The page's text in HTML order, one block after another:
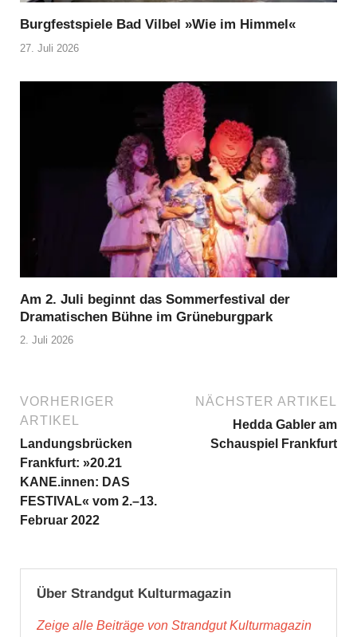
Burgfestspiele Bad Vilbel »Wie im Himmel«
27. Juli 2026
Am 2. Juli beginnt das Sommerfestival der
Dramatischen Bühne im Grüneburgpark
2. Juli 2026
VORHERIGER
ARTIKEL
Landungsbrücken
Frankfurt: »20.21
KANE.innen: DAS
FESTIVAL« vom 2.–13.
Februar 2022
NÄCHSTER ARTIKEL
Hedda Gabler am
Schauspiel Frankfurt
Über Strandgut Kulturmagazin
Zeige alle Beiträge von Strandgut Kulturmagazin